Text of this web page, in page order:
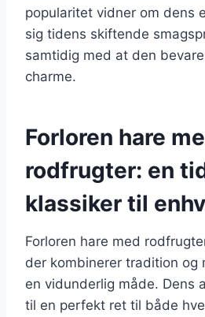
popularitet vidner om dens
sig tidens skiftende
samtidig med at den
charme.
Forloren hare
rodfrugter: en
klassiker til
Forloren hare med
der kombinerer tradition og
en vidunderlig måde. Dens
til en perfekt ret til både